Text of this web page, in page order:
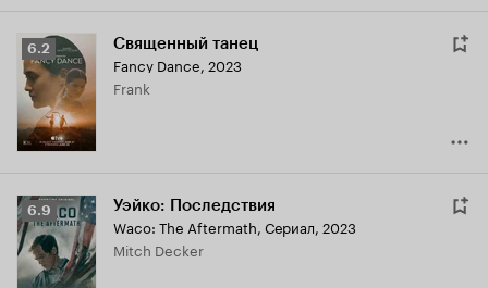
Рейтинг
Кинопоиска
6.2
6.2 Священный танец
Fancy Dance, 2023
Frank
Рейтинг
Кинопоиска
6.9
6.9 Уэйко: Последствия
Waco: The Aftermath, Сериал, 2023
Mitch Decker